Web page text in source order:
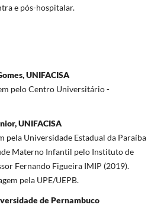
e pós-hospitalar.
UNIFACISA
pelo Centro Universitário -
UNIFACISA
pela Universidade Estadual da Paraíba
Materno Infantil pelo Instituto de
Fernando Figueira IMIP (2019).
pela UPE/UEPB.
de Pernambuco